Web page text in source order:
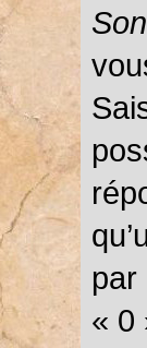
par
« 0